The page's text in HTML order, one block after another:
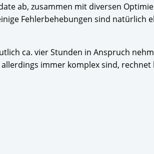
ab, zusammen mit diversen
Fehlerbehebungen sind natürlich
ca. vier Stunden in Anspruch
immer komplex sind,